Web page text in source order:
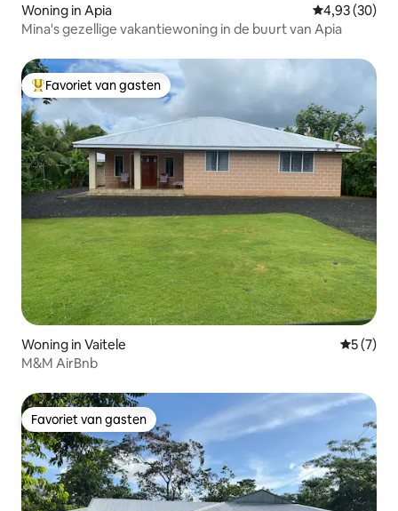
Woning in Apia Gemiddelde
4,93 (30)
Mina's gezellige vakantiewoning in de buurt van Apia
Topfavoriet van gasten
Favoriet van gasten
Woning in Vaitele
5 (7)
M&M AirBnb
Favoriet van gasten
Favoriet van gasten